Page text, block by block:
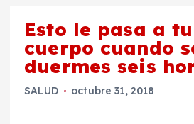
Esto le pasa a
cuerpo cuando
duermes seis
SALUD octubre 31, 2018